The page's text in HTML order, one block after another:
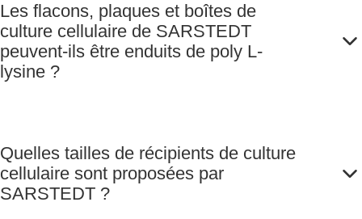
Les flacons, plaques et boîtes de
culture cellulaire de SARSTEDT
peuvent-ils être enduits de poly L-
lysine ?
Quelles tailles de récipients de culture
cellulaire sont proposées par
SARSTEDT ?